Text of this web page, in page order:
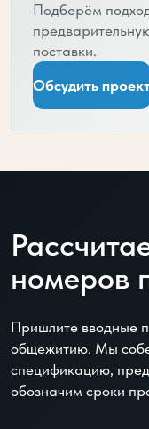
Подберём
поставки.
Обсудить
номеров
Пришлите вводные
общежитию. Мы
спецификацию,
обозначим сроки